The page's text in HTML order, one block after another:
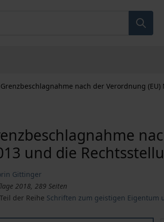
nach der Verordnung
und die
Gittinger
2018, 289 Seiten
der Reihe Schriften zum geistigen Eigentum